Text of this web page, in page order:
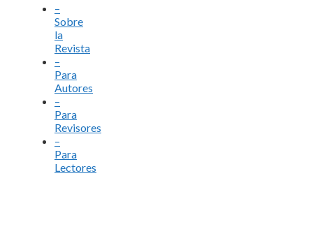
–
Sobre
la
Revista
–
Para
Autores
–
Para
Revisores
–
Para
Lectores